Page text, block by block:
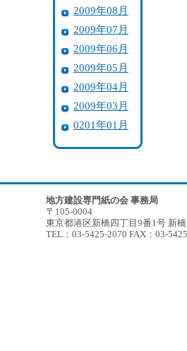
2009年08月
2009年07月
2009年06月
2009年05月
2009年04月
2009年03月
0201年01月
地方建設専門紙の会 事務局
〒105-0004
東京都港区新橋四丁目9番1号 新
TEL：03-5425-2070 FAX：03-